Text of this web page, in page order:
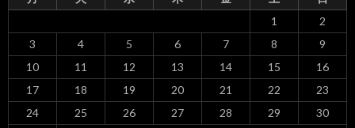
1
2
3
4 5 6 7 8
9
10
11 12 13 14 15
16
17
18 19 20 21 22
23
24
25 26 27 28 29
30